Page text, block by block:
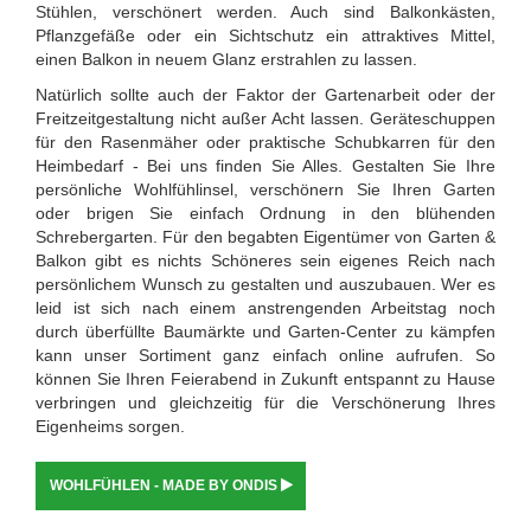
Stühlen, verschönert werden. Auch sind Balkonkästen,
Pflanzgefäße oder ein Sichtschutz ein attraktives Mittel,
einen Balkon in neuem Glanz erstrahlen zu lassen.
Natürlich sollte auch der Faktor der Gartenarbeit oder der
Freitzeitgestaltung nicht außer Acht lassen. Geräteschuppen
für den Rasenmäher oder praktische Schubkarren für den
Heimbedarf - Bei uns finden Sie Alles. Gestalten Sie Ihre
persönliche Wohlfühlinsel, verschönern Sie Ihren Garten
oder brigen Sie einfach Ordnung in den blühenden
Schrebergarten. Für den begabten Eigentümer von Garten &
Balkon gibt es nichts Schöneres sein eigenes Reich nach
persönlichem Wunsch zu gestalten und auszubauen. Wer es
leid ist sich nach einem anstrengenden Arbeitstag noch
durch überfüllte Baumärkte und Garten-Center zu kämpfen
kann unser Sortiment ganz einfach online aufrufen. So
können Sie Ihren Feierabend in Zukunft entspannt zu Hause
verbringen und gleichzeitig für die Verschönerung Ihres
Eigenheims sorgen.
WOHLFÜHLEN - MADE BY ONDIS